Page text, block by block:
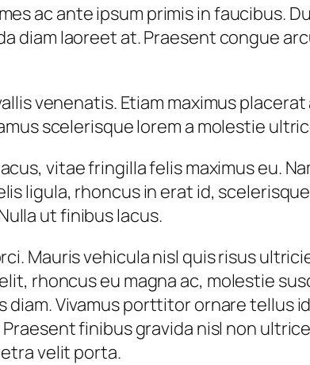
ac ante ipsum primis in faucibus.
diam laoreet at. Praesent congue
venenatis. Etiam maximus
scelerisque lorem a molestie
vitae fringilla felis maximus eu.
ligula, rhoncus in erat id,
ut finibus lacus.
Mauris vehicula nisl quis risus
rhoncus eu magna ac, molestie
diam. Vivamus porttitor ornare tellus
finibus gravida nisl non
velit porta.